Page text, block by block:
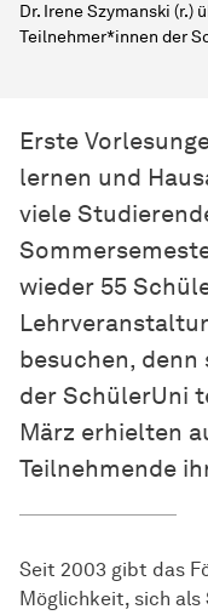
Dr. Irene Szymanski
Teilnehmer*innen der
Erste
lernen und
viele
wieder 55
besuchen, denn
der SchülerUni
März erhielten
Teilnehmende
Seit 2003 gibt das
Möglichkeit, sich als